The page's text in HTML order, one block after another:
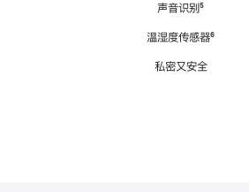
声音识别脚
⁵
温湿度传感器脚
⁶
私密又安全